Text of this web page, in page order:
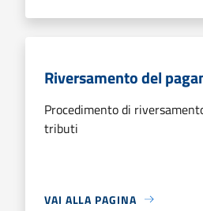
Riversamento del
Procedimento di
tributi
VAI ALLA PAGINA